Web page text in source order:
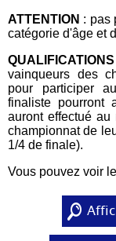
ATTENTION : pas
catégorie d'âge et
vainqueurs des
pour participer
finaliste
auront effectué
championnat de
1/4 de finale).
Vous pouvez voir